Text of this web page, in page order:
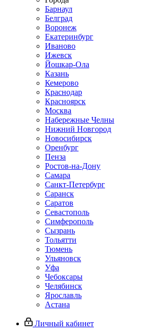
Барнаул
Белград
Воронеж
Екатеринбург
Иваново
Ижевск
Йошкар-Ола
Казань
Кемерово
Краснодар
Красноярск
Москва
Набережные Челны
Нижний Новгород
Новосибирск
Оренбург
Пенза
Ростов-на-Дону
Самара
Санкт-Петербург
Саранск
Саратов
Севастополь
Симферополь
Сызрань
Тольятти
Тюмень
Ульяновск
Уфа
Чебоксары
Челябинск
Ярославль
Астана
Личный кабинет